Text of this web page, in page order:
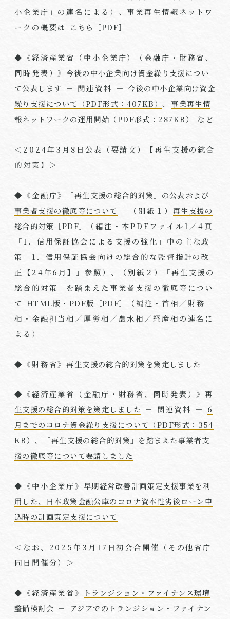
小企業庁」の連名による）、事業再生情報ネットワ
ークの概要は
こちら［PDF］
◆《経済産業省（中小企業庁）（金融庁・財務省、
同時発表）》今後の中小企業向け資金繰り支援につい
て公表します － 関連資料 －今後の中小企業向け資金
繰り支援について（PDF形式：407KB）、事業再生情
報ネットワークの運用開始（PDF形式：287KB）
など
＜ 2024年3 月 8 日公表（要請文）【再生支援の総合
的対策】＞
◆《金融庁》
「再生支援の総合的対策」の公表および
事業者支援の徹底等について －（別紙１） 再生支援の
総合的対策［PDF］
（編注・本PDFファイル1 ／4頁
「1 ．信用保証協会による支援の強化」中の主な政
策「1 ．信用保証協会向けの総合的な監督指針の改
正【24年6 月】」参照）、（別紙２）「再生支援の
総合的対策」を踏まえた事業者支援の徹底等につい
て HTML版 ・ PDF版［PDF］
（編注・首相／財務
相・金融担当相／厚労相／農水相／経産相の連名に
よる）
◆《財務省》再生支援の総合的対策を策定しました
◆《経済産業省（金融庁・財務省、同時発表）》再
生支援の総合的対策を策定しました － 関連資料 － 6
月までのコロナ資金繰り支援について（PDF形式：354
KB）、
「再生支援の総合的対策」を踏まえた事業者支
援の徹底等について要請しました
◆《中小企業庁》早期経営改善計画策定支援事業を利
用した、日本政策金融公庫のコロナ資本性劣後ローン申
込時の計画策定支援について
＜なお、 2025年3 月 17 日初会合開催（その他省庁
同日開催分）＞
◆《経済産業省》
トランジション・ファイナンス環境
整備検討会 －
アジアでのトランジション・ファイナン